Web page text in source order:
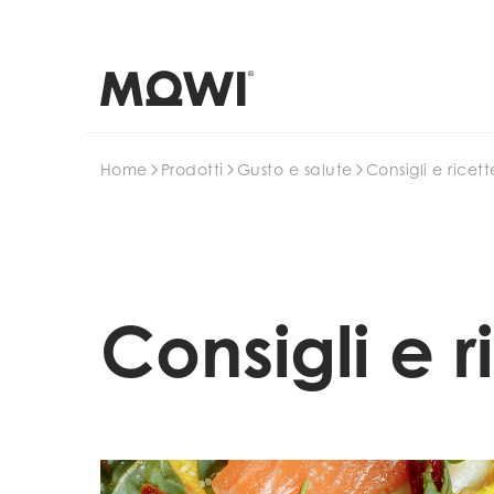
Home Prodotti Gusto e salute Consigli e
Consigli e